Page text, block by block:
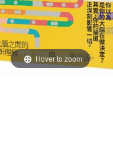
Hover to zoom